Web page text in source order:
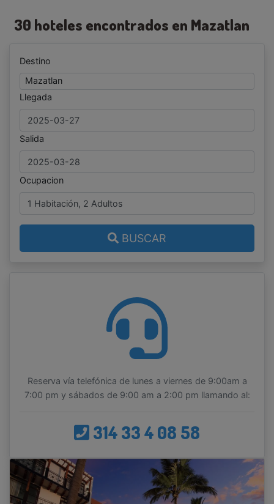
30 hoteles encontrados en Mazatlan
Destino
Mazatlan
Llegada
Salida
Ocupacion
BUSCAR
Reserva vía telefónica de lunes a viernes de 9:00am a
7:00 pm y sábados de 9:00 am a 2:00 pm llamando al:
314 33 4 08 58